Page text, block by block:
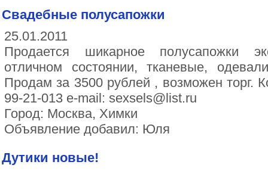
Свадебные полусапожки
25.01.2011
Продается шикарное полусапожки
отличном состоянии, тканевые,
Продам за 3500 рублей , возможен торг.
99-21-013 e-mail: sexsels@list.ru
Город: Москва, Химки
Объявление добавил: Юля
Дутики новые!